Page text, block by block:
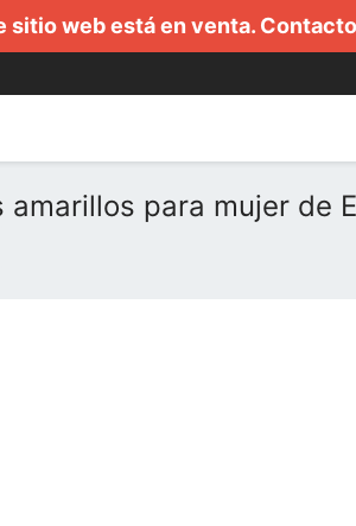
sitio web está en venta.
para mujer de